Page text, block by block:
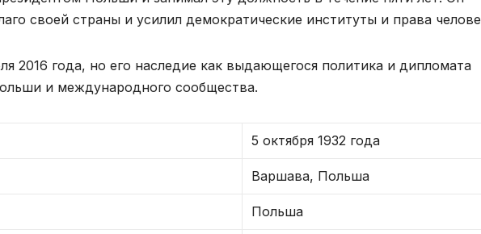
своей страны и усилил демократические институты и права
2016 года, но его наследие как выдающегося политика и дипломата
и международного сообщества.
5 октября 1932 года
Варшава, Польша
Польша